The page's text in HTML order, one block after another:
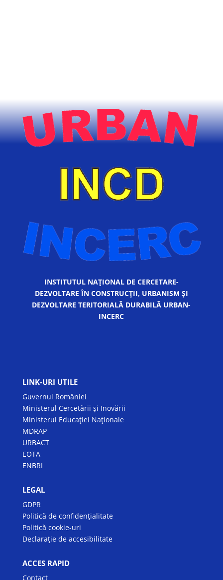
INSTITUTUL NAȚIONAL DE CERCETARE-
DEZVOLTARE ÎN CONSTRUCȚII, URBANISM ȘI
DEZVOLTARE TERITORIALĂ DURABILĂ URBAN-
INCERC
LINK-URI UTILE
Guvernul României
Ministerul Cercetării și Inovării
Ministerul Educației Naționale
MDRAP
URBACT
EOTA
ENBRI
LEGAL
GDPR
Politică de confidențialitate
Politică cookie-uri
Declarație de accesibilitate
ACCES RAPID
Contact